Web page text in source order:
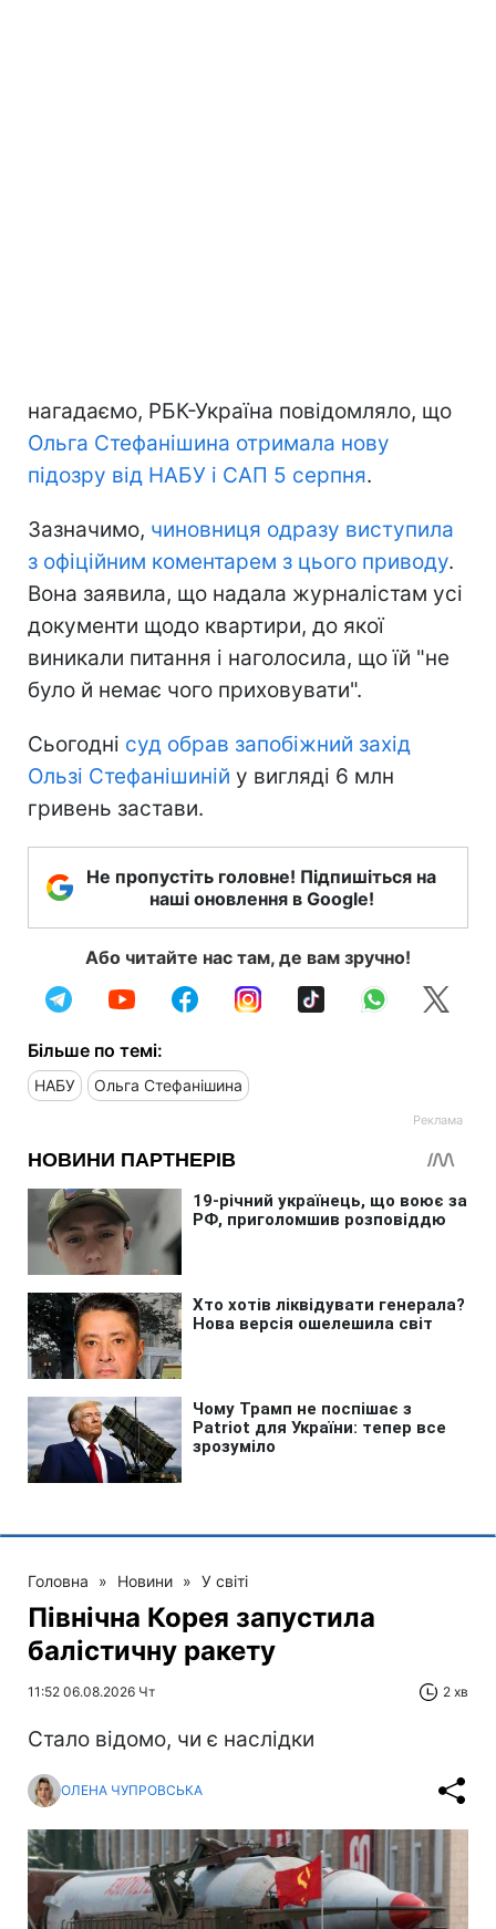
нагадаємо, РБК-Україна повідомляло, що
Ольга Стефанішина отримала нову
підозру від НАБУ і САП 5 серпня.
Зазначимо, чиновниця одразу виступила
з офіційним коментарем з цього приводу.
Вона заявила, що надала журналістам усі
документи щодо квартири, до якої
виникали питання і наголосила, що їй "не
було й немає чого приховувати".
Сьогодні суд обрав запобіжний захід
Ользі Стефанішиній у вигляді 6 млн
гривень застави.
Не пропустіть головне! Підпишіться на
наші оновлення в Google!
Або читайте нас там, де вам зручно!
Більше по темі:
НАБУ Ольга Стефанішина
Головна » Новини » У світі
Північна Корея запустила
балістичну ракету
11:52 06.08.2026 Чт 2 хв
Стало відомо, чи є наслідки
ОЛЕНА ЧУПРОВСЬКА